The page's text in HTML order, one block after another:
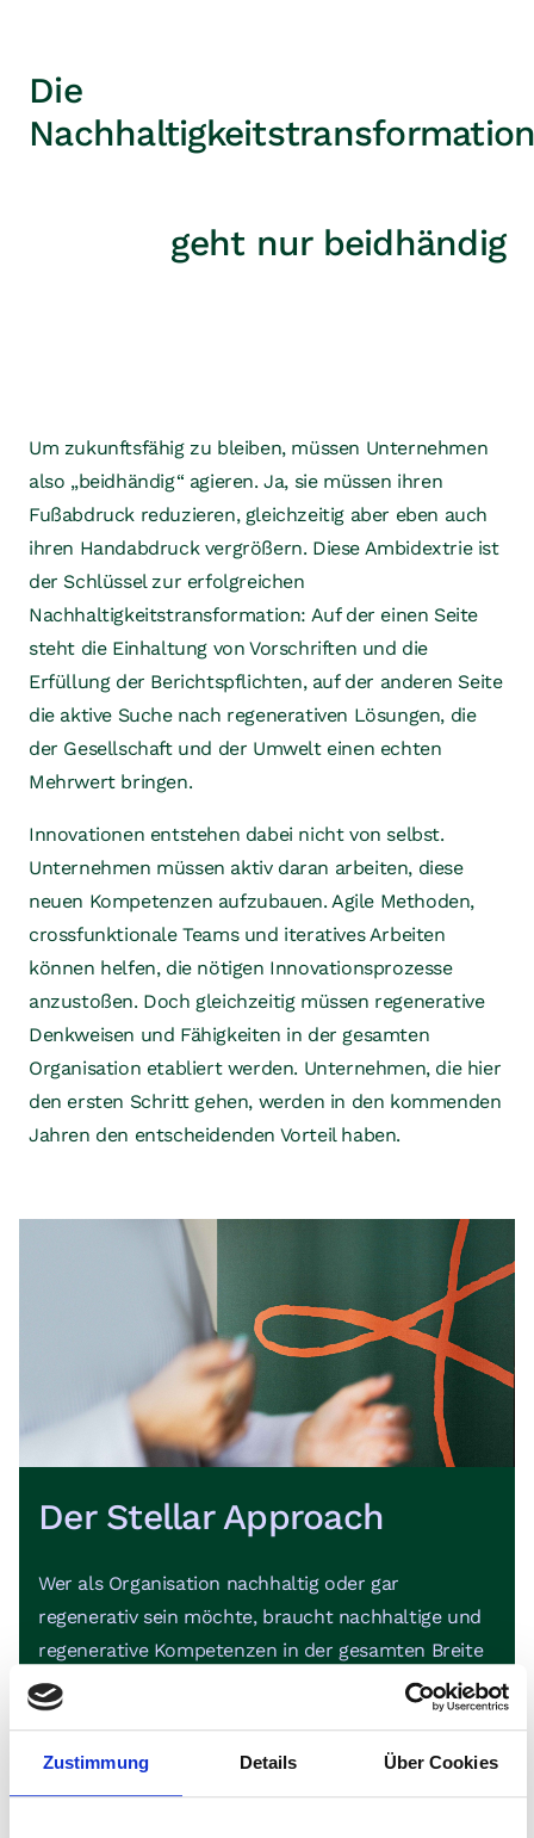
Zustimmung Details Über Cookies
Die
geht nur beidhändig
Um zukunftsfähig zu bleiben, müssen Unternehmen
also „beidhändig“ agieren. Ja, sie müssen ihren
Fußabdruck reduzieren, gleichzeitig aber eben auch
ihren Handabdruck vergrößern. Diese Ambidextrie ist
der Schlüssel zur erfolgreichen
Nachhaltigkeitstransformation: Auf der einen Seite
steht die Einhaltung von Vorschriften und die
Erfüllung der Berichtspflichten, auf der anderen Seite
die aktive Suche nach regenerativen Lösungen, die
der Gesellschaft und der Umwelt einen echten
Mehrwert bringen.
Innovationen entstehen dabei nicht von selbst.
Unternehmen müssen aktiv daran arbeiten, diese
neuen Kompetenzen aufzubauen. Agile Methoden,
crossfunktionale Teams und iteratives Arbeiten
können helfen, die nötigen Innovationsprozesse
anzustoßen. Doch gleichzeitig müssen regenerative
Denkweisen und Fähigkeiten in der gesamten
Organisation etabliert werden. Unternehmen, die hier
den ersten Schritt gehen, werden in den kommenden
Jahren den entscheidenden Vorteil haben.
Der Stellar Approach
Wer als Organisation nachhaltig oder gar
regenerativ sein möchte, braucht nachhaltige und
regenerative Kompetenzen in der gesamten Breite
der Organisation. Unser Teamentwicklungsansatz,
der Stellar Approach, hilft Dir dabei, regenerative
Lösungskompetenz in der gesamten Organisation